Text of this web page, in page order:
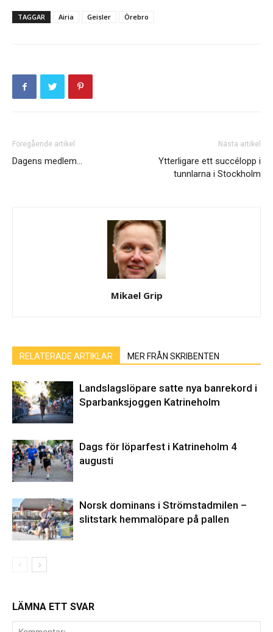
TAGGAR Airia Geisler Örebro
Föregående artikel
Dagens medlem…
Nästa artikel
Ytterligare ett succélopp i
tunnlarna i Stockholm
Mikael Grip
RELATERADE ARTIKLAR MER FRÅN SKRIBENTEN
Landslagslöpare satte nya banrekord i
Sparbanksjoggen Katrineholm
Dags för löparfest i Katrineholm 4
augusti
Norsk dominans i Strömstadmilen –
slitstark hemmalöpare på pallen
LÄMNA ETT SVAR